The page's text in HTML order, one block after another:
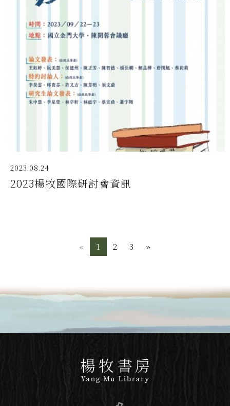
2023.08.24
2023楊牧國際研討會資訊
« Previous
1 2 3 »